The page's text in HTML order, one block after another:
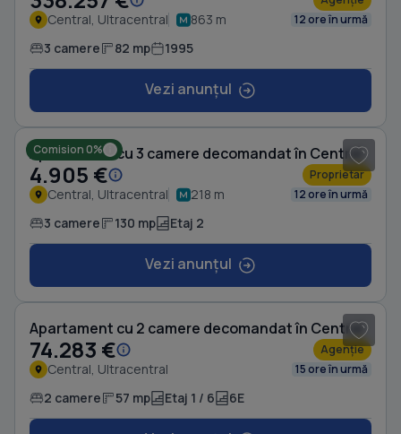
Central, Ultracentral 863 m 12 ore în urmă
3 camere 82 mp 1995
Vezi anunțul
Comision 0%
Apartament cu 3 camere decomandat în Central
4.905 € Proprietar
Central, Ultracentral 218 m 12 ore în urmă
3 camere 130 mp Etaj 2
Vezi anunțul
Apartament cu 2 camere decomandat în Central
74.283 € Agenție
Central, Ultracentral 15 ore în urmă
2 camere 57 mp Etaj 1 / 6 6E